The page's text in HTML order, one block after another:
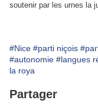
soutenir par les urnes la
#Nice #parti niçois
#autonomie #langues
la roya
Partager